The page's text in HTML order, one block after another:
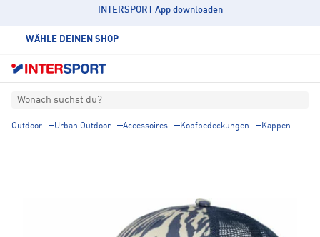
INTERSPORT App downloaden
WÄHLE DEINEN SHOP
Wonach suchst du?
Outdoor Urban Outdoor Accessoires Kopfbedeckungen Kappen